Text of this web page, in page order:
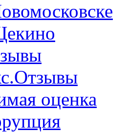
оценка